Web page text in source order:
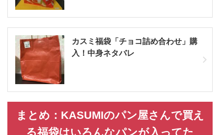
カスミ福袋「チョコ詰め合わせ」購
入！中身ネタバレ
まとめ：KASUMIのパン屋さんで買え
る福袋はいろんなパンが入ってた